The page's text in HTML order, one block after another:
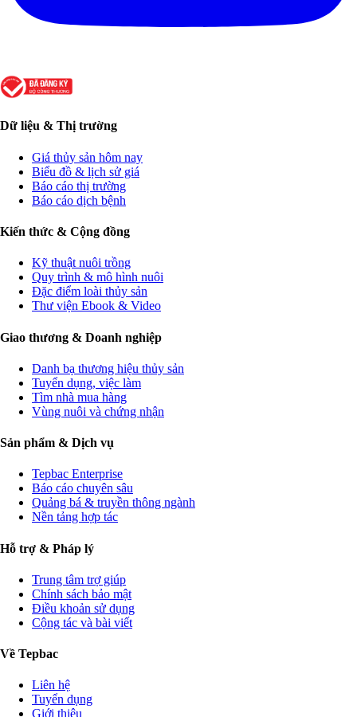
Dữ liệu & Thị trường
Giá thủy sản hôm nay
Biểu đồ & lịch sử giá
Báo cáo thị trường
Báo cáo dịch bệnh
Kiến thức & Cộng đồng
Kỹ thuật nuôi trồng
Quy trình & mô hình nuôi
Đặc điểm loài thủy sản
Thư viện Ebook & Video
Giao thương & Doanh nghiệp
Danh bạ thương hiệu thủy sản
Tuyển dụng, việc làm
Tìm nhà mua hàng
Vùng nuôi và chứng nhận
Sản phẩm & Dịch vụ
Tepbac Enterprise
Báo cáo chuyên sâu
Quảng bá & truyền thông ngành
Nền tảng hợp tác
Hỗ trợ & Pháp lý
Trung tâm trợ giúp
Chính sách bảo mật
Điều khoản sử dụng
Cộng tác và bài viết
Về Tepbac
Liên hệ
Tuyển dụng
Giới thiệu